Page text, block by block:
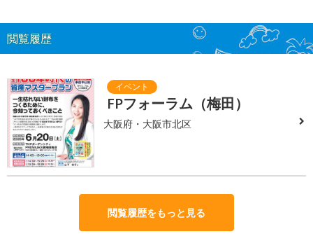
閲覧履歴
FPフォーラム（梅田）
大阪府・大阪市北区
閲覧履歴をもっと見る